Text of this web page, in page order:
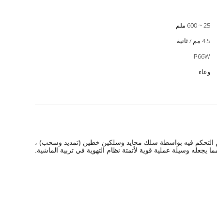
25 ~ 600 ملم
4.5 مم / ثانية
IP66W
وعاء
الذي يوفر قوة 4000 نيوتن كحد أقصى (دفع / سحب).يتم التحكم فيه بواسطة سلك محايد وسلكين خطين (تمديد وسحب) ،
يجعله وسيلة عملية قوية لأتمتة نظام التهوية في تربية الماشية.